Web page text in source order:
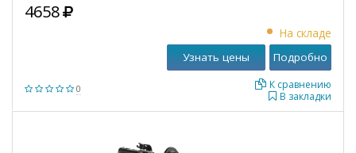
0
4658
На складе
В закладки
К сравнению
Узнать цены Подробно